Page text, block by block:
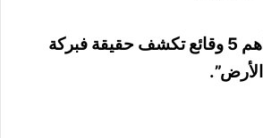
في التقرير التالي اهم 5 وقائع تكشف حقيقة فبركة